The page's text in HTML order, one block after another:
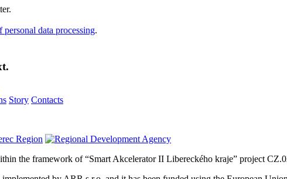
personal data processing.
Story Contacts
the framework of “Smart Akcelerator II Libereckého kraje” project